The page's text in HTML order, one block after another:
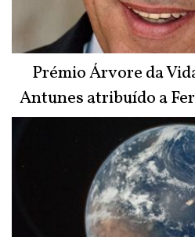
Prémio Árvore da
Antunes atribuído a
do